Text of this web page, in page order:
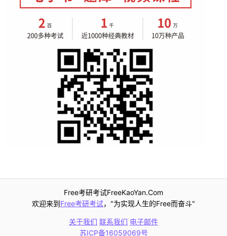
Free考研考试FreeKaoYan.Com
欢迎来到Free考研考试，"为实现人生的Free而奋斗"
关于我们 联系我们 电子邮件
苏ICP备16059069号